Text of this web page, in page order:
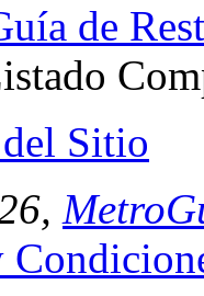
de
Sitio